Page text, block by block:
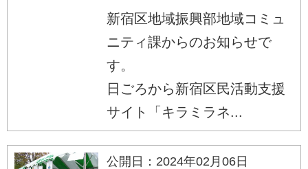
新宿区地域振興部地域コミュ
ニティ課からのお知らせで
す。
日ごろから新宿区民活動支援
サイト「キラミラネ...
公開日：2024年02月06日